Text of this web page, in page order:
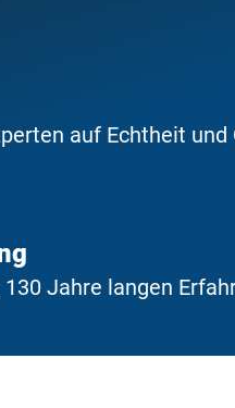
auf Echtheit und
Jahre langen